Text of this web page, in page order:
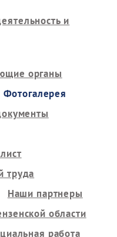
и
органы
Фотогалерея
труда
Наши партнеры
области
работа